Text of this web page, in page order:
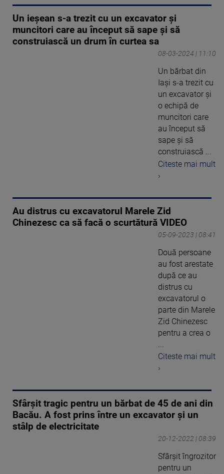
Un ieșean s-a trezit cu un excavator și
muncitori care au început să sape și să
construiască un drum în curtea sa
08-03-2024 | 11:10
Un bărbat din
Iași s-a trezit cu
un excavator și
o echipă de
muncitori care
au început să
sape și să
construiască ...
Citeste mai mult
›
Au distrus cu excavatorul Marele Zid
Chinezesc ca să facă o scurtătură VIDEO
05-09-2023 | 08:41
Două persoane
au fost arestate
după ce au
distrus cu
excavatorul o
parte din Marele
Zid Chinezesc
pentru a crea o
Citeste mai mult
›
Sfârșit tragic pentru un bărbat de 45 de ani din
Bacău. A fost prins între un excavator și un
stâlp de electricitate
20-12-2022 | 08:39
Sfârșit îngrozitor
pentru un